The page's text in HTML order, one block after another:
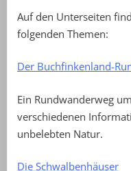
Auf den Unterseiten
folgenden Themen:
Der Buchfinkenland-
Ein Rundwanderweg
verschiedenen
unbelebten Natur.
Die Schwalbenhäuser